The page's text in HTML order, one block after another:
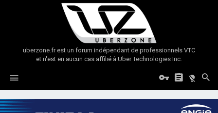
uberzone.fr est un forum indépendant de professionnels VTC
et n'est en aucun cas affilié à Uber Technologies Inc.